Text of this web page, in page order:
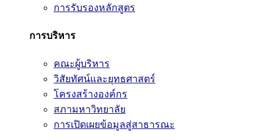
การรับรองหลักสูตร
การบริหาร
คณะผู้บริหาร
วิสัยทัศน์และยุทธศาสตร์
โครงสร้างองค์กร
สภามหาวิทยาลัย
การเปิดเผยข้อมูลสู่สาธารณะ